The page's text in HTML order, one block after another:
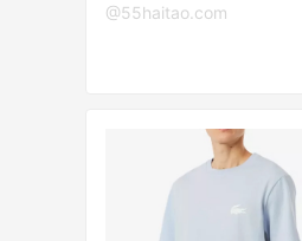
@55haitao.com